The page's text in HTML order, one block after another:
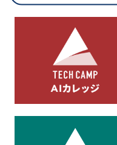
8.cookieにより取得・分
当社は第三者が運営する
ームからcookieにより収
析結果を取得し、これを
で、広告配信等の目的で